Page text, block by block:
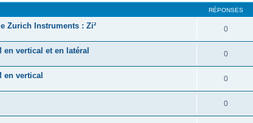
RÉPONSES
Zurich Instruments : Zi² 0
vertical et en latéral 0
en vertical 0
0